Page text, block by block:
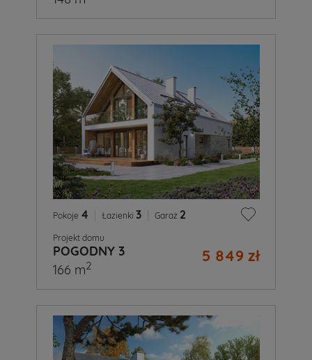
Pokoje 4 Łazienki 3 Garaż 2
Projekt domu
POGODNY 3 5 849 zł
166 m2